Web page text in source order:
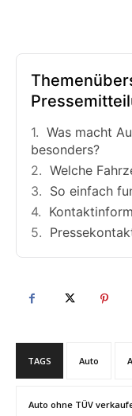
Was macht
besonders?
Welche
So einfach
TAGS Auto
Auto ohne TÜV